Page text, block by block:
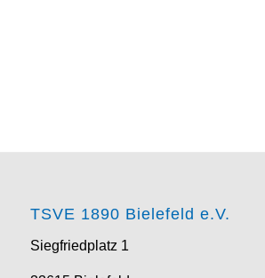
TSVE 1890 Bielefeld e.V.
Siegfriedplatz 1